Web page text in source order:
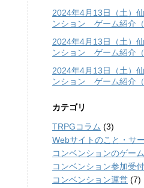
2024年4月13日（土）
ンション ゲーム紹介
2024年4月13日（土）
ンション ゲーム紹介（
2024年4月13日（土）
ンション ゲーム紹介（
カテゴリ
TRPGコラム (3)
Webサイトのこと・サ
コンベンションのゲー
コンベンション参加受
コンベンション運営 (7)